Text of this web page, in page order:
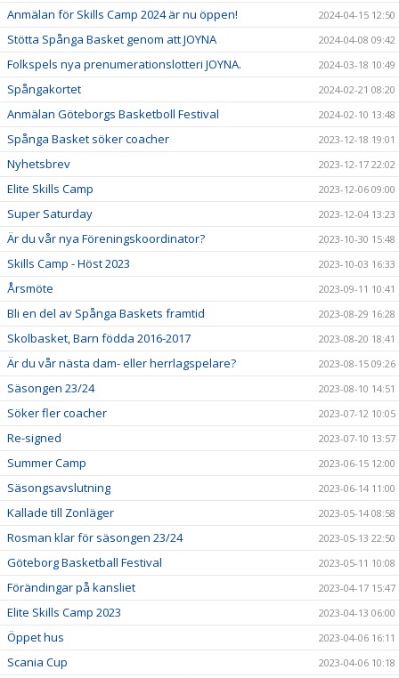
Anmälan för Skills Camp 2024 är nu öppen! 2024-04-15 12:50
Stötta Spånga Basket genom att JOYNA 2024-04-08 09:42
Folkspels nya prenumerationslotteri JOYNA. 2024-03-18 10:49
Spångakortet 2024-02-21 08:20
Anmälan Göteborgs Basketboll Festival 2024-02-10 13:48
Spånga Basket söker coacher 2023-12-18 19:01
Nyhetsbrev 2023-12-17 22:02
Elite Skills Camp 2023-12-06 09:00
Super Saturday 2023-12-04 13:23
Är du vår nya Föreningskoordinator? 2023-10-30 15:48
Skills Camp - Höst 2023 2023-10-03 16:33
Årsmöte 2023-09-11 10:41
Bli en del av Spånga Baskets framtid 2023-08-29 16:28
Skolbasket, Barn födda 2016-2017 2023-08-20 18:41
Är du vår nästa dam- eller herrlagspelare? 2023-08-15 09:26
Säsongen 23/24 2023-08-10 14:51
Söker fler coacher 2023-07-12 10:05
Re-signed 2023-07-10 13:57
Summer Camp 2023-06-15 12:00
Säsongsavslutning 2023-06-14 11:00
Kallade till Zonläger 2023-05-14 08:58
Rosman klar för säsongen 23/24 2023-05-13 22:50
Göteborg Basketball Festival 2023-05-11 10:08
Förändingar på kansliet 2023-04-17 15:47
Elite Skills Camp 2023 2023-04-13 06:00
Öppet hus 2023-04-06 16:11
Scania Cup 2023-04-06 10:18